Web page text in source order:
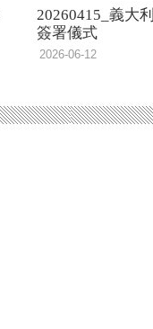
20260415_義大
簽署儀式
2026-06-12